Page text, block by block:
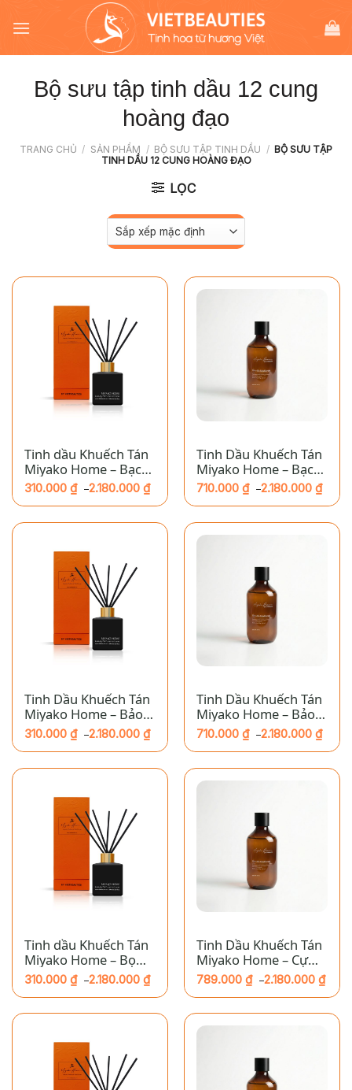
đến
Bộ sưu tập tinh dầu 12 cung
hoàng đạo
TRANG CHỦ / SẢN PHẨM / BỘ SƯU TẬP TINH DẦU / BỘ SƯU TẬP
TINH DẦU 12 CUNG HOÀNG ĐẠO
LỌC
Tinh dầu Khuếch Tán
Miyako Home – Bạch
Dương
310.000 ₫ –2.180.000 ₫
giá:
310.000 ₫
Tinh Dầu Khuếch Tán
Miyako Home – Bạch
Dương
710.000 ₫ –2.180.000 ₫
giá:
710.000 ₫
đến
2.180.000 ₫
Tinh Dầu Khuếch Tán
Miyako Home – Bảo
Bình
310.000 ₫ –2.180.000 ₫
giá:
310.000 ₫
Tinh Dầu Khuếch Tán
Miyako Home – Bảo
Bình
710.000 ₫ –2.180.000 ₫
giá:
710.000 ₫
đến
2.180.000 ₫
Tinh dầu Khuếch Tán
Miyako Home – Bọ
Cạp
310.000 ₫ –2.180.000 ₫
Khoảng
giá:
310.000 ₫
Tinh Dầu Khuếch Tán
Miyako Home – Cự
Giải
789.000 ₫ –2.180.000 ₫
Khoảng
giá:
789.000 ₫
đến
2.180.000 ₫